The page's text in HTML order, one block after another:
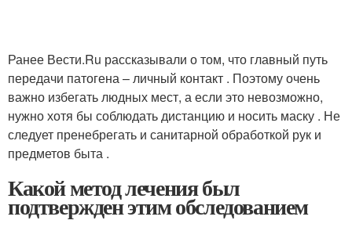
Ранее Вести.Ru рассказывали о том, что главный путь
передачи патогена – личный контакт . Поэтому очень
важно избегать людных мест, а если это невозможно,
нужно хотя бы соблюдать дистанцию и носить маску . Не
следует пренебрегать и санитарной обработкой рук и
предметов быта .
Какой метод лечения был
подтвержден этим обследованием